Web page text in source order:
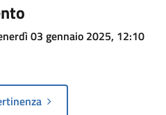
03 gennaio 2025, 12:10